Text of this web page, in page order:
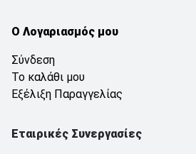
Ο Λογαριασμός μου
Σύνδεση
Το καλάθι μου
Εξέλιξη Παραγγελίας
Εταιρικές Συνεργασίες